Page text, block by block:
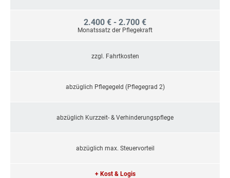
2.400 € - 2.700 €
Monatssatz der Pflegekraft
zzgl. Fahrtkosten
abzüglich Pflegegeld (Pflegegrad 2)
abzüglich Kurzzeit- & Verhinderungspflege
abzüglich max. Steuervorteil
+ Kost & Logis